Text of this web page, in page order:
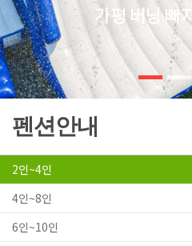
가평 버닝 빠
펜션안내
2인~4인
4인~8인
6인~10인